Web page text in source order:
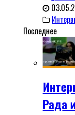
Последнее
Рада